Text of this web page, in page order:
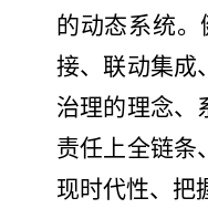
的动态系统
接、联动集成
治理的理念、
责任上全链条
现时代性、把